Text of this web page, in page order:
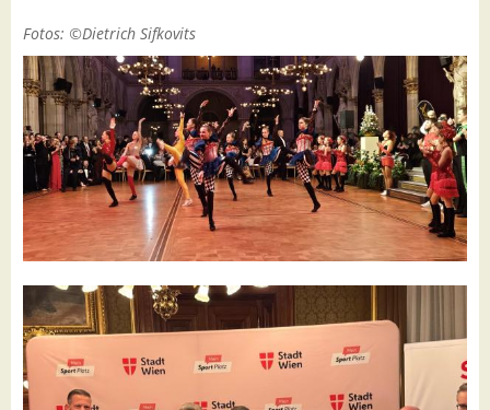
Fotos: ©Dietrich Sifkovits